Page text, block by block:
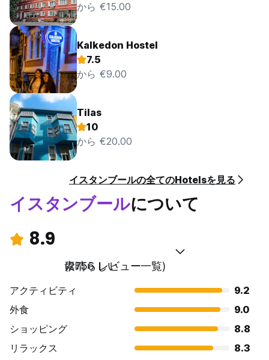
から €15.00
Kalkedon Hostel
7.5
から €9.00
Tilas
10
から €20.00
イスタンブールの全てのHotelsを見る
イスタンブールについて
8.9
素晴らしい
(2756 レビュー一覧)
アクティビティ
9.2
外食
9.0
ショッピング
8.8
リラックス
8.3